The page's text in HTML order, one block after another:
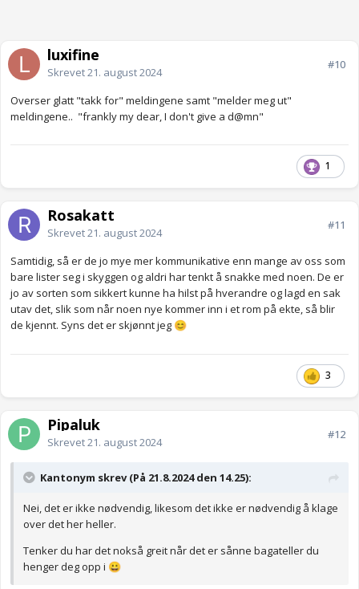
luxifine
Skrevet21. august 2024
#10
Overser glatt "takk for" meldingene samt "melder meg ut"
meldingene.. "frankly my dear, I don't give a d@mn"
1
Rosakatt
Skrevet21. august 2024
#11
Samtidig, så er de jo mye mer kommunikative enn mange av oss som
bare lister seg i skyggen og aldri har tenkt å snakke med noen. De er
jo av sorten som sikkert kunne ha hilst på hverandre og lagd en sak
utav det, slik som når noen nye kommer inn i et rom på ekte, så blir
de kjennt. Syns det er skjønnt jeg 😊
3
Pipaluk
Skrevet21. august 2024
#12
Kantonym skrev (På 21.8.2024 den 14.25):
Nei, det er ikke nødvendig, likesom det ikke er nødvendig å klage
over det her heller.
Tenker du har det nokså greit når det er sånne bagateller du
henger deg opp i 😀